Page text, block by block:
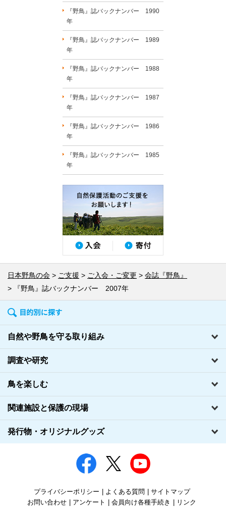
『野鳥』誌バックナンバー 1990
年
『野鳥』誌バックナンバー 1989
年
『野鳥』誌バックナンバー 1988
年
『野鳥』誌バックナンバー 1987
年
『野鳥』誌バックナンバー 1986
年
『野鳥』誌バックナンバー 1985
年
日本野鳥の会 ご支援 ご入会・ご変更
会誌『野鳥』
『野鳥』誌バックナンバー 2007年
自然や野鳥を守る取り組み
調査や研究
鳥を楽しむ
関連施設と保護の現場
発行物・オリジナルグッズ
プライバシーポリシー よくある質問
サイトマップ
お問い合わせ
アンケート 会員向け各種手続き リンク